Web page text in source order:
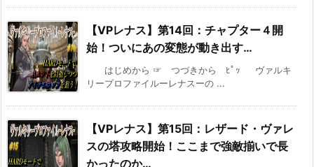
【VPレナス】第14回：チャプター４開
始！ついにあの変態が動き出す…
はじめから ☞ つづきから ﾋﾟｯ ヴァルキ
リープロファイルーレナスーの ...
【VPレナス】第15回：レザード・ヴァレ
スの塔攻略開始！ここまで強敵揃いで長
かったのか…